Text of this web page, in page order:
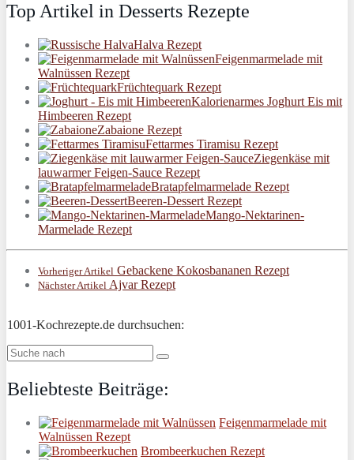
Top Artikel in Desserts Rezepte
Halva Rezept
Feigenmarmelade mit
Walnüssen Rezept
Früchtequark Rezept
Kalorienarmes Joghurt Eis mit
Himbeeren Rezept
Zabaione Rezept
Fettarmes Tiramisu Rezept
Ziegenkäse mit
lauwarmer Feigen-Sauce Rezept
Bratapfelmarmelade Rezept
Beeren-Dessert Rezept
Mango-Nektarinen-
Marmelade Rezept
Vorheriger Artikel Gebackene Kokosbananen Rezept
Nächster Artikel Ajvar Rezept
1001-Kochrezepte.de durchsuchen:
Beliebteste Beiträge:
Feigenmarmelade mit
Walnüssen Rezept
Brombeerkuchen Rezept